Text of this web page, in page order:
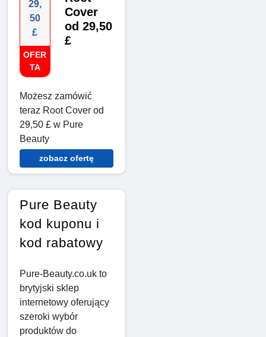
29,
50
£
OFER
TA
Cover
od 29,50
£
Możesz zamówić
teraz Root Cover od
29,50 £ w Pure
Beauty
zobacz ofertę
Pure Beauty
kod kuponu i
kod rabatowy
Pure-Beauty.co.uk to
brytyjski sklep
internetowy oferujący
szeroki wybór
produktów do